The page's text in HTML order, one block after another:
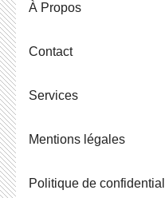
À Propos
Contact
Ser­vices
Men­tions légales
Po­li­tique de